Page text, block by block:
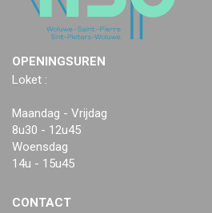
OPENINGSUREN
Loket :
Maandag - Vrijdag
8u30 - 12u45
Woensdag
14u - 15u45
CONTACT